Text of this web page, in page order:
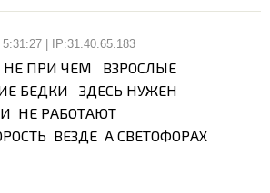
5:31:27 | IP:31.40.65.183
НЕ ПРИ ЧЕМ ВЗРОСЛЫЕ
БЕДКИ ЗДЕСЬ НУЖЕН
НЕ РАБОТАЮТ
ВЕЗДЕ А СВЕТОФОРАХ